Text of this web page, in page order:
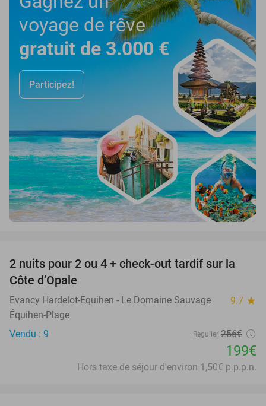
voyage de rêve
gratuit de 3.000 €
Participez!
22%
2 nuits pour 2 ou 4 + check-out tardif sur la
Côte d’Opale
Evancy Hardelot-Equihen - Le Domaine Sauvage 9.7 star
Équihen-Plage
Vendu : 9
Régulier 256€
199€
Hors taxe de séjour d'environ 1,50€ p.p.p.n.